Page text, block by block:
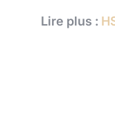
Lire plus :